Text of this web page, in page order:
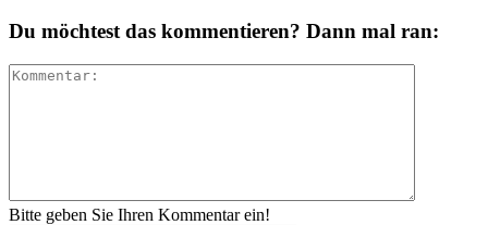
Du möchtest das kommentieren? Dann mal ran:
Bitte geben Sie Ihren Kommentar ein!